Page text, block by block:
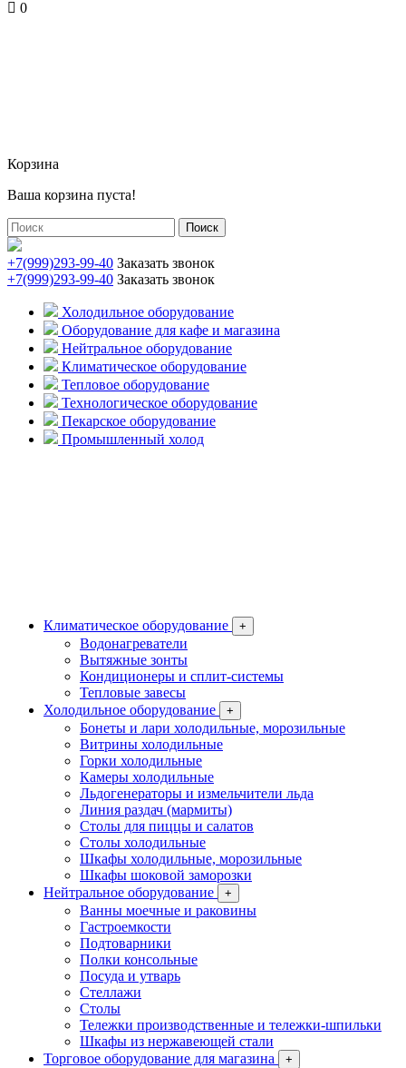
0
Корзина
Ваша корзина пуста!
Поиск
+7(999)293-99-40 Заказать звонок
+7(999)293-99-40 Заказать звонок
Холодильное оборудование
Оборудование для кафе и магазина
Нейтральное оборудование
Климатическое оборудование
Тепловое оборудование
Технологическое оборудование
Пекарское оборудование
Промышленный холод
Климатическое оборудование +
Водонагреватели
Вытяжные зонты
Кондиционеры и сплит-системы
Тепловые завесы
Холодильное оборудование
+
Бонеты и лари холодильные, морозильные
Витрины холодильные
Горки холодильные
Камеры холодильные
Льдогенераторы и измельчители льда
Линия раздач (мармиты)
Столы для пиццы и салатов
Столы холодильные
Шкафы холодильные, морозильные
Шкафы шоковой заморозки
Нейтральное оборудование
+
Ванны моечные и раковины
Гастроемкости
Подтоварники
Полки консольные
Посуда и утварь
Стеллажи
Столы
Тележки производственные и тележки-шпильки
Шкафы из нержавеющей стали
Торговое оборудование для магазина
+